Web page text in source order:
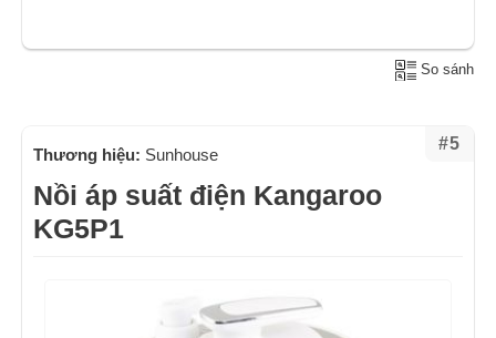
So sánh
#5
Thương hiệu: Sunhouse
Nồi áp suất điện Kangaroo
KG5P1